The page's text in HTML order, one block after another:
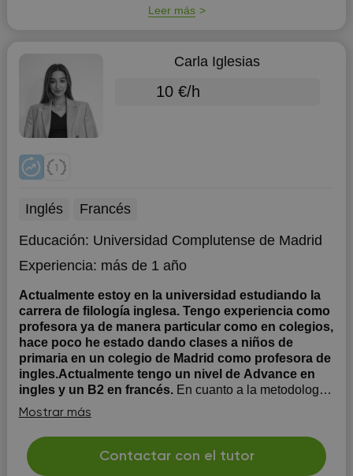
Leer más
Carla Iglesias
10 €/h
Inglés
Francés
Educación: Universidad Complutense de Madrid
Experiencia: más de 1 año
Actualmente estoy en la universidad estudiando la
carrera de filología inglesa. Tengo experiencia como
profesora ya de manera particular como en colegios,
hace poco he estado dando clases a niños de
primaria en un colegio de Madrid como profesora de
ingles.Actualmente tengo un nivel de Advance en
ingles y un B2 en francés. En cuanto a la metodología
que sigo en mis clases, varia bastante según mi alumno,
sus necesidades y preferencias, el como se desarrollará
la clase se puede hablar y orientar de la manera que
mejor le convenga a mi alumno. No tengo ningún
inconveniente en tener que desplazarme para dar
Mostrar más
Contactar con el tutor